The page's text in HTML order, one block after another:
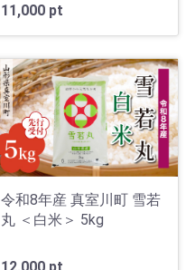
11,000 pt
令和8年産 真室川町 雪若
丸 ＜白米＞ 5kg